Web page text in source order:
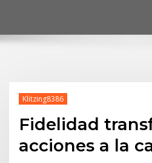
Klitzing8386
Fidelidad
acciones a la